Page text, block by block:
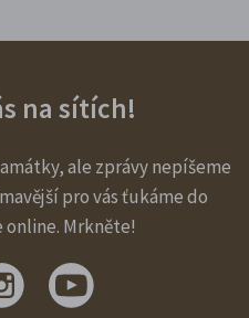
na sítích!
ale zprávy nepíšeme
pro vás ťukáme do
Mrkněte!